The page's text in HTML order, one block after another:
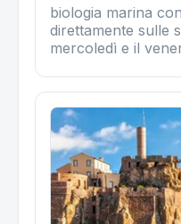
biologia marina
direttamente sulle
mercoledì e il